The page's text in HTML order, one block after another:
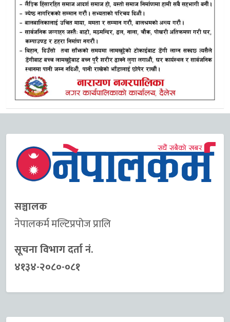
सञ्चालक
नेपालकर्म मल्टिप्रपोज प्रालि
सूचना विभाग दर्ता नं.
४१३४-२०८०-०८१